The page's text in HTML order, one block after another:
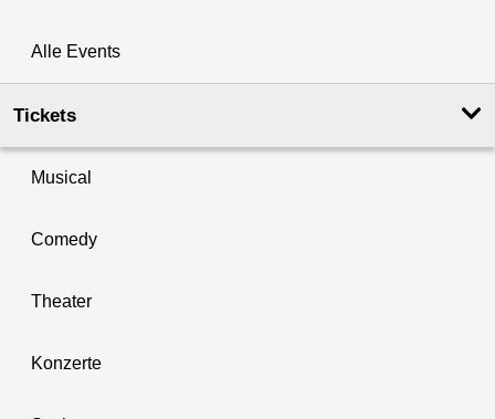
Alle Events
Tickets
Musical
Comedy
Theater
Konzerte